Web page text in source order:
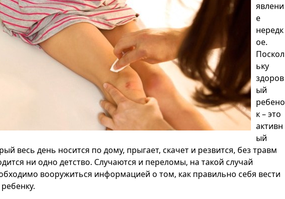
явлени
е
нередк
ое.
Поскол
ьку
здоров
ый
ребено
к – это
активн
ый
весь день носится по дому, прыгает, скачет и резвится, без травм
ни одно детство. Случаются и переломы, на такой случай
вооружиться информацией о том, как правильно себя вести